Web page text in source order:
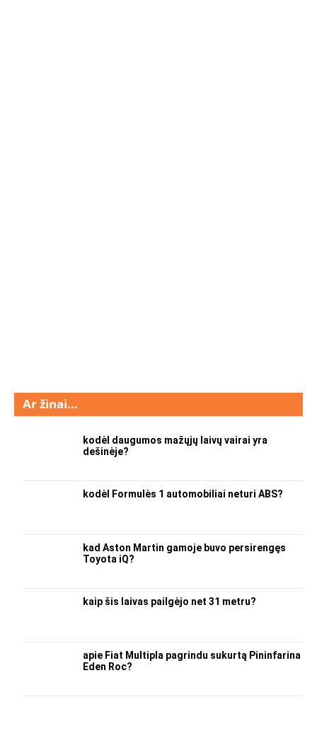
Ar žinai…
kodėl daugumos mažųjų laivų vairai yra
dešinėje?
kodėl Formulės 1 automobiliai neturi ABS?
kad Aston Martin gamoje buvo persirengęs
Toyota iQ?
kaip šis laivas pailgėjo net 31 metru?
apie Fiat Multipla pagrindu sukurtą Pininfarina
Eden Roc?